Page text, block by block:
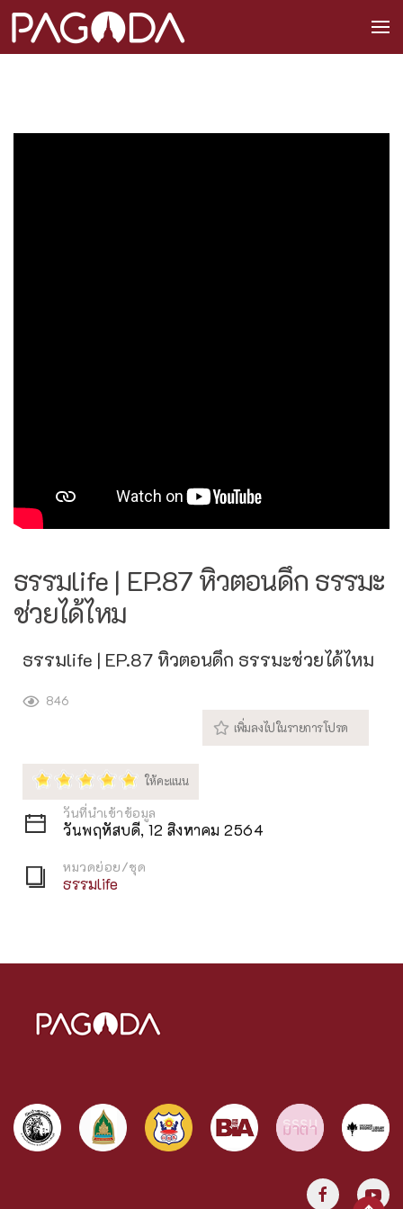
ธรรมlife | EP.87 หิวตอนดึก ธรรมะ
ช่วยได้ไหม
ธรรมlife | EP.87 หิวตอนดึก ธรรมะช่วยได้ไหม
846
วันที่นำเข้าข้อมูล
วันพฤหัสบดี, 12 สิงหาคม 2564
หมวดย่อย/ชุด
ธรรมlife